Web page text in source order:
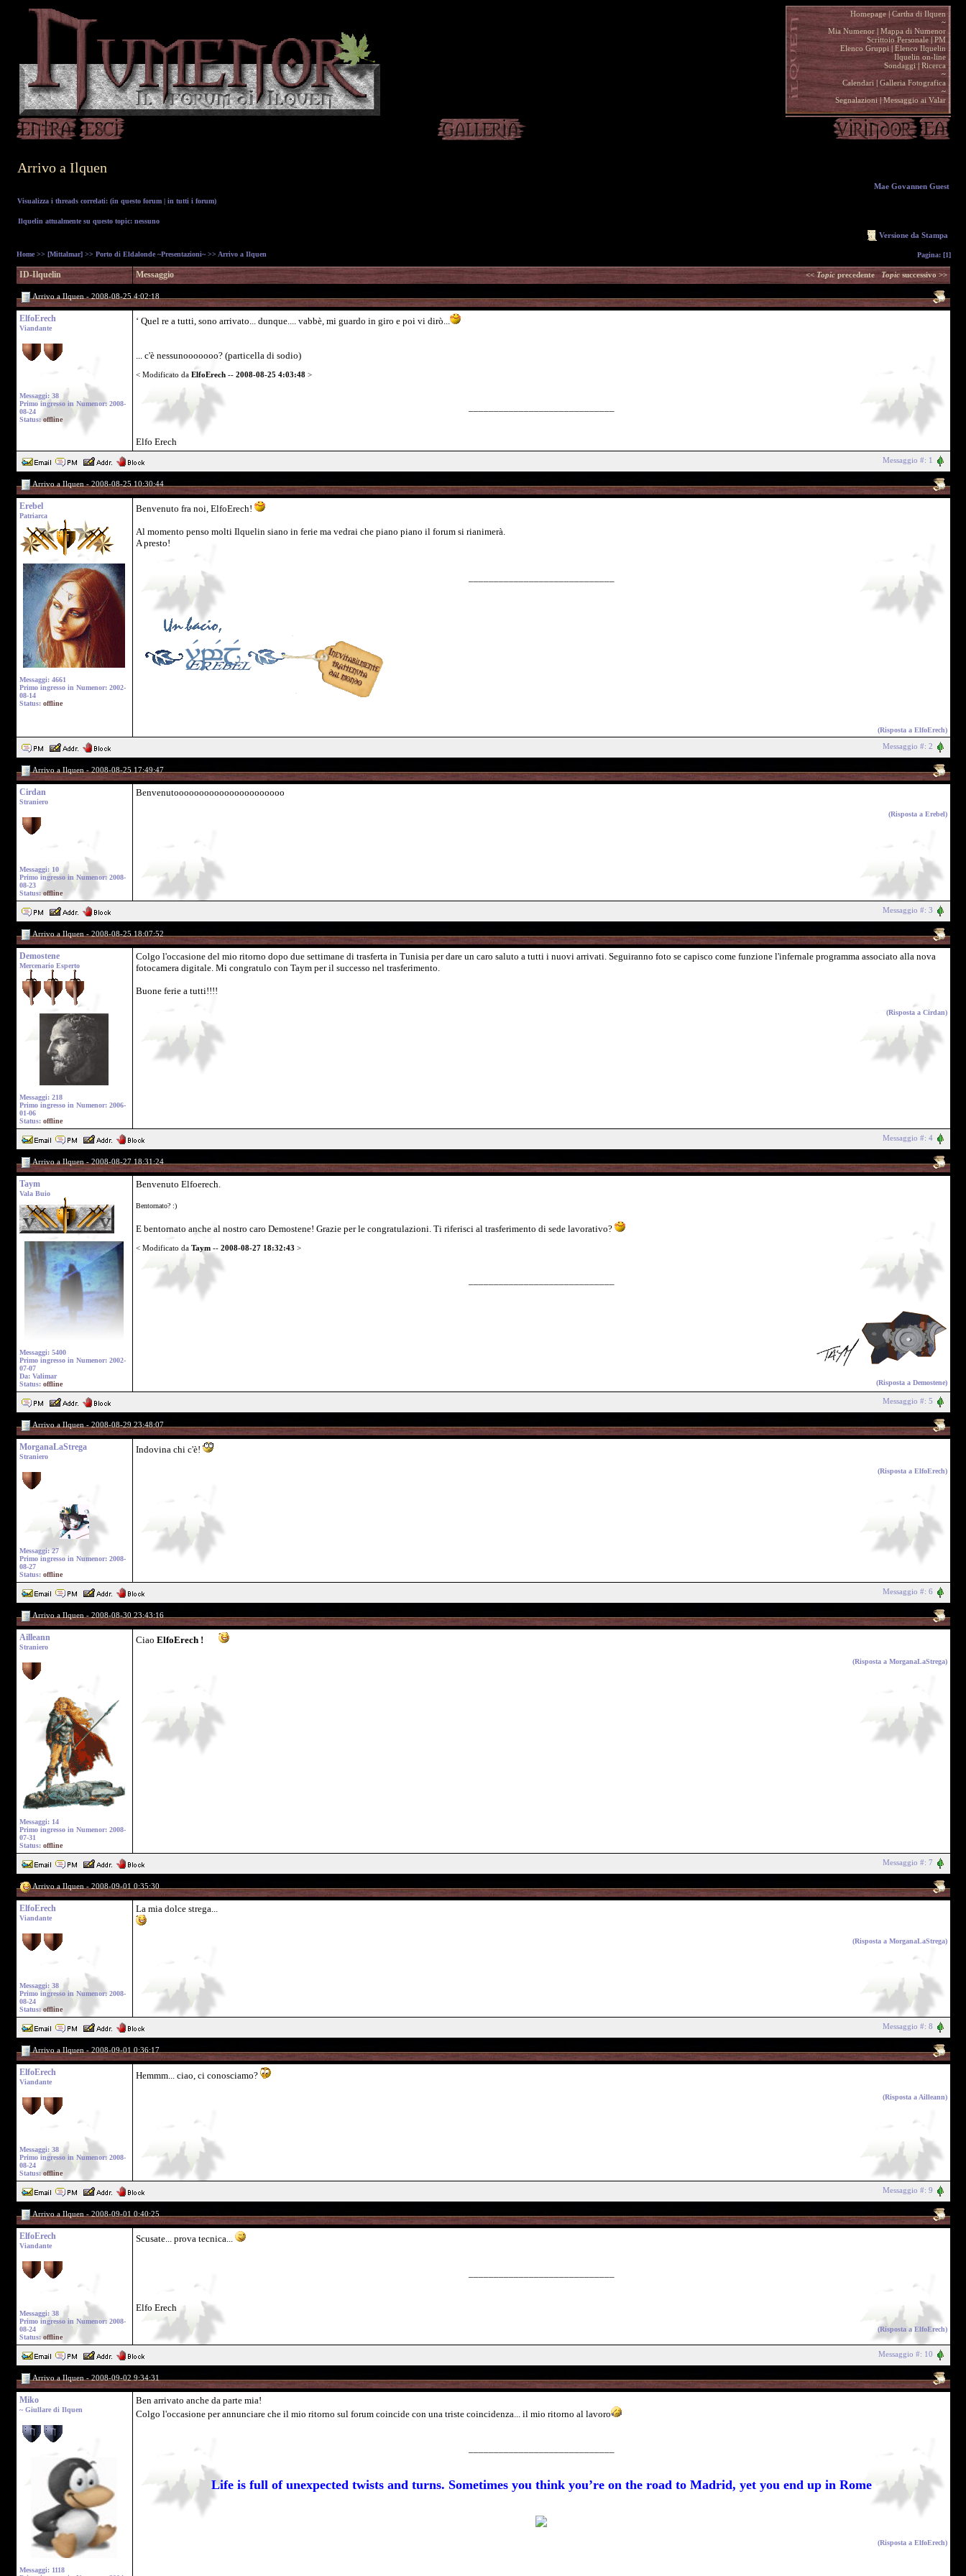
Homepage| Cartha di Ilquen .
~.
Mia Numenor | Mappa di Numenor .
Scrittoio Personale| PM .
Elenco Gruppi | Elenco Ilquelin .
Ilquelin on-line .
Sondaggi | Ricerca .
~.
Calendari | Galleria Fotografica .
~.
Segnalazioni| Messaggio ai Valar .
Arrivo a Ilquen
Visualizza i threads correlati: (in questo forum| in tutti i forum)
Mae Govannen Guest
Ilquelin attualmente su questo topic: nessuno
Versione da Stampa
Home>> [Mittalmar]>> Porto di Eldalonde ~Presentazioni~>> Arrivo a Ilquen Pagina: [1]
ID-Ilquelin Messaggio << Topicprecedente Topicsuccessivo >>
Arrivo a Ilquen - 2008-08-25 4:02:18
ElfoErech
Viandante
Messaggi: 38
Primo ingresso in Numenor: 2008-
08-24
Status: offline
‘ Quel re a tutti, sono arrivato... dunque.... vabbè, mi guardo in giro e poi vi dirò...
... c'è nessunooooooo? (particella di sodio)
< Modificato da ElfoErech-- 2008-08-25 4:03:48 >
Elfo Erech
Messaggio #: 1
Arrivo a Ilquen - 2008-08-25 10:30:44
Erebel
Patriarca
Messaggi: 4661
Primo ingresso in Numenor: 2002-
08-14
Status: offline
Benvenuto fra noi, ElfoErech!
Al momento penso molti Ilquelin siano in ferie ma vedrai che piano piano il forum si rianimerà.
A presto!
(Risposta a ElfoErech)
Messaggio #: 2
Arrivo a Ilquen - 2008-08-25 17:49:47
Cirdan
Straniero
Messaggi: 10
Primo ingresso in Numenor: 2008-
08-23
Status: offline
Benvenutoooooooooooooooooooooo
(Risposta a Erebel)
Messaggio #: 3
Arrivo a Ilquen - 2008-08-25 18:07:52
Demostene
Mercenario Esperto
Messaggi: 218
Primo ingresso in Numenor: 2006-
01-06
Status: offline
Colgo l'occasione del mio ritorno dopo due settimane di trasferta in Tunisia per dare un caro saluto a tutti i nuovi arrivati. Seguiranno foto se capisco come funzione l'infernale programma associato alla nova
fotocamera digitale. Mi congratulo con Taym per il successo nel trasferimento.
Buone ferie a tutti!!!!
(Risposta a Cirdan)
Messaggio #: 4
Arrivo a Ilquen - 2008-08-27 18:31:24
Taym
Vala Buio
Messaggi: 5400
Primo ingresso in Numenor: 2002-
07-07
Da: Valimar
Status: offline
Benvenuto Elfoerech.
Bentornato? :)
E bentornato anche al nostro caro Demostene! Grazie per le congratulazioni. Ti riferisci al trasferimento di sede lavorativo?
< Modificato da Taym-- 2008-08-27 18:32:43 >
(Risposta a Demostene)
Messaggio #: 5
Arrivo a Ilquen - 2008-08-29 23:48:07
MorganaLaStrega
Straniero
Messaggi: 27
Primo ingresso in Numenor: 2008-
08-27
Status: offline
Indovina chi c'è!
(Risposta a ElfoErech)
Messaggio #: 6
Arrivo a Ilquen - 2008-08-30 23:43:16
Ailleann
Straniero
Messaggi: 14
Primo ingresso in Numenor: 2008-
07-31
Status: offline
Ciao ElfoErech !
(Risposta a MorganaLaStrega)
Messaggio #: 7
Arrivo a Ilquen - 2008-09-01 0:35:30
ElfoErech
Viandante
Messaggi: 38
Primo ingresso in Numenor: 2008-
08-24
Status: offline
La mia dolce strega...
(Risposta a MorganaLaStrega)
Messaggio #: 8
Arrivo a Ilquen - 2008-09-01 0:36:17
ElfoErech
Viandante
Messaggi: 38
Primo ingresso in Numenor: 2008-
08-24
Status: offline
Hemmm... ciao, ci conosciamo?
(Risposta a Ailleann)
Messaggio #: 9
Arrivo a Ilquen - 2008-09-01 0:40:25
ElfoErech
Viandante
Messaggi: 38
Primo ingresso in Numenor: 2008-
08-24
Status: offline
Scusate... prova tecnica...
Elfo Erech
(Risposta a ElfoErech)
Messaggio #: 10
Arrivo a Ilquen - 2008-09-02 9:34:31
Miko
~ Giullare di Ilquen
Messaggi: 1118
Ben arrivato anche da parte mia!
Colgo l'occasione per annunciare che il mio ritorno sul forum coincide con una triste coincidenza... il mio ritorno al lavoro
Life is full of unexpected twists and turns. Sometimes you think you’re on the road to Madrid, yet you end up in Rome
(Risposta a ElfoErech)